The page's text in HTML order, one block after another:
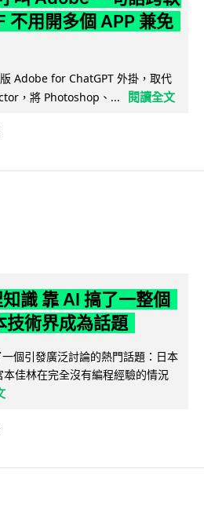
不用開多個 APP 兼免
Adobe for ChatGPT 外掛，取代
，將 Photoshop、...
閱讀全文
識 靠 AI 搞了一整個
技術界成為話題
個引發廣泛討論的熱門話題：日本
佳林在完全沒有編程經驗的情況